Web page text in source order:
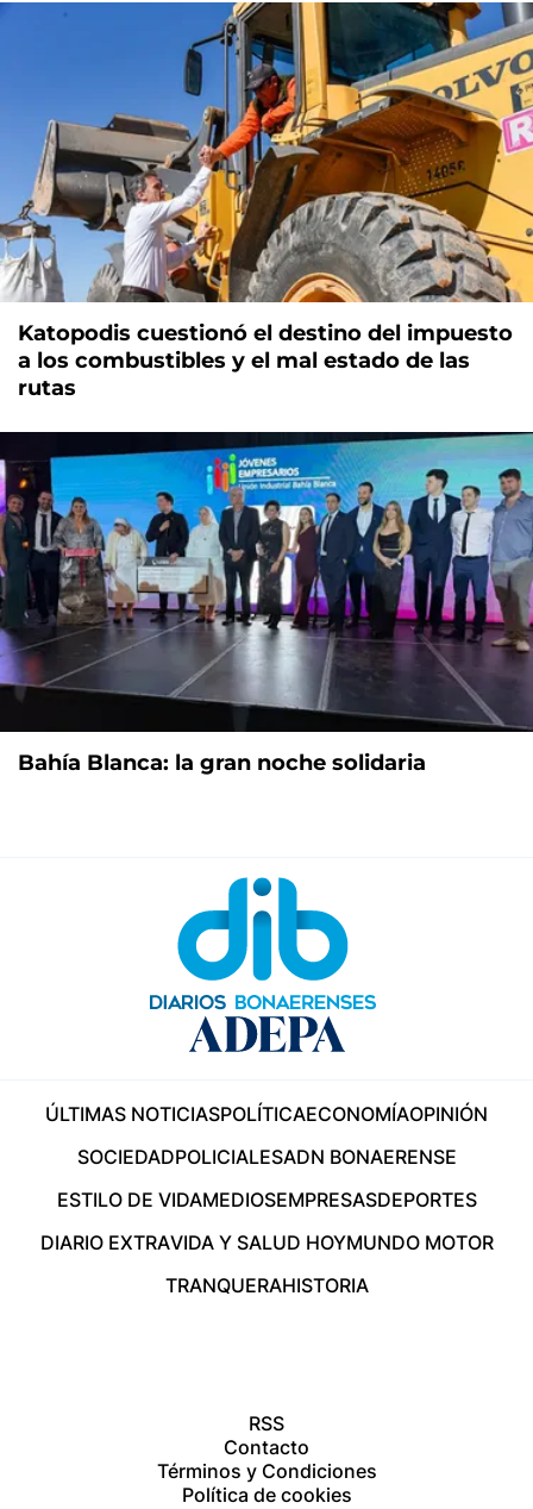
Katopodis cuestionó el destino del impuesto
a los combustibles y el mal estado de las
rutas
Bahía Blanca: la gran noche solidaria
ÚLTIMAS NOTICIASPOLÍTICAECONOMÍAOPINIÓN
SOCIEDADPOLICIALESADN BONAERENSE
ESTILO DE VIDAMEDIOSEMPRESASDEPORTES
DIARIO EXTRAVIDA Y SALUD HOYMUNDO MOTOR
TRANQUERAHISTORIA
RSS
Contacto
Términos y Condiciones
Política de cookies